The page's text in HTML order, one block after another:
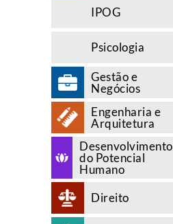
IPOG
Psicologia
Gestão e
Negócios
Engenharia e
Arquitetura
Desenvolvimento
do Potencial
Humano
Direito